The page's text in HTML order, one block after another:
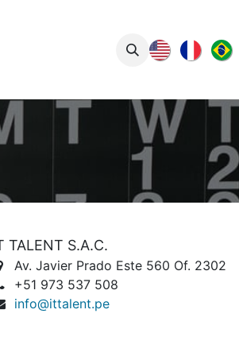
TALENT S.A.C.
Av. Javier Prado Este 560 Of. 2302
+51 973 537 508
info@ittalent.pe